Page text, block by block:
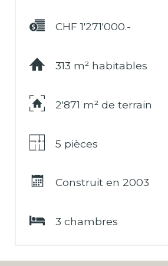
CHF 1'271'000.-
313 m² habitables
2'871 m² de terrain
5 pièces
Construit en 2003
3 chambres